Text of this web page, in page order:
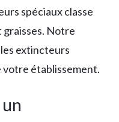
spéciaux classe
graisses. Notre
extincteurs
votre établissement.